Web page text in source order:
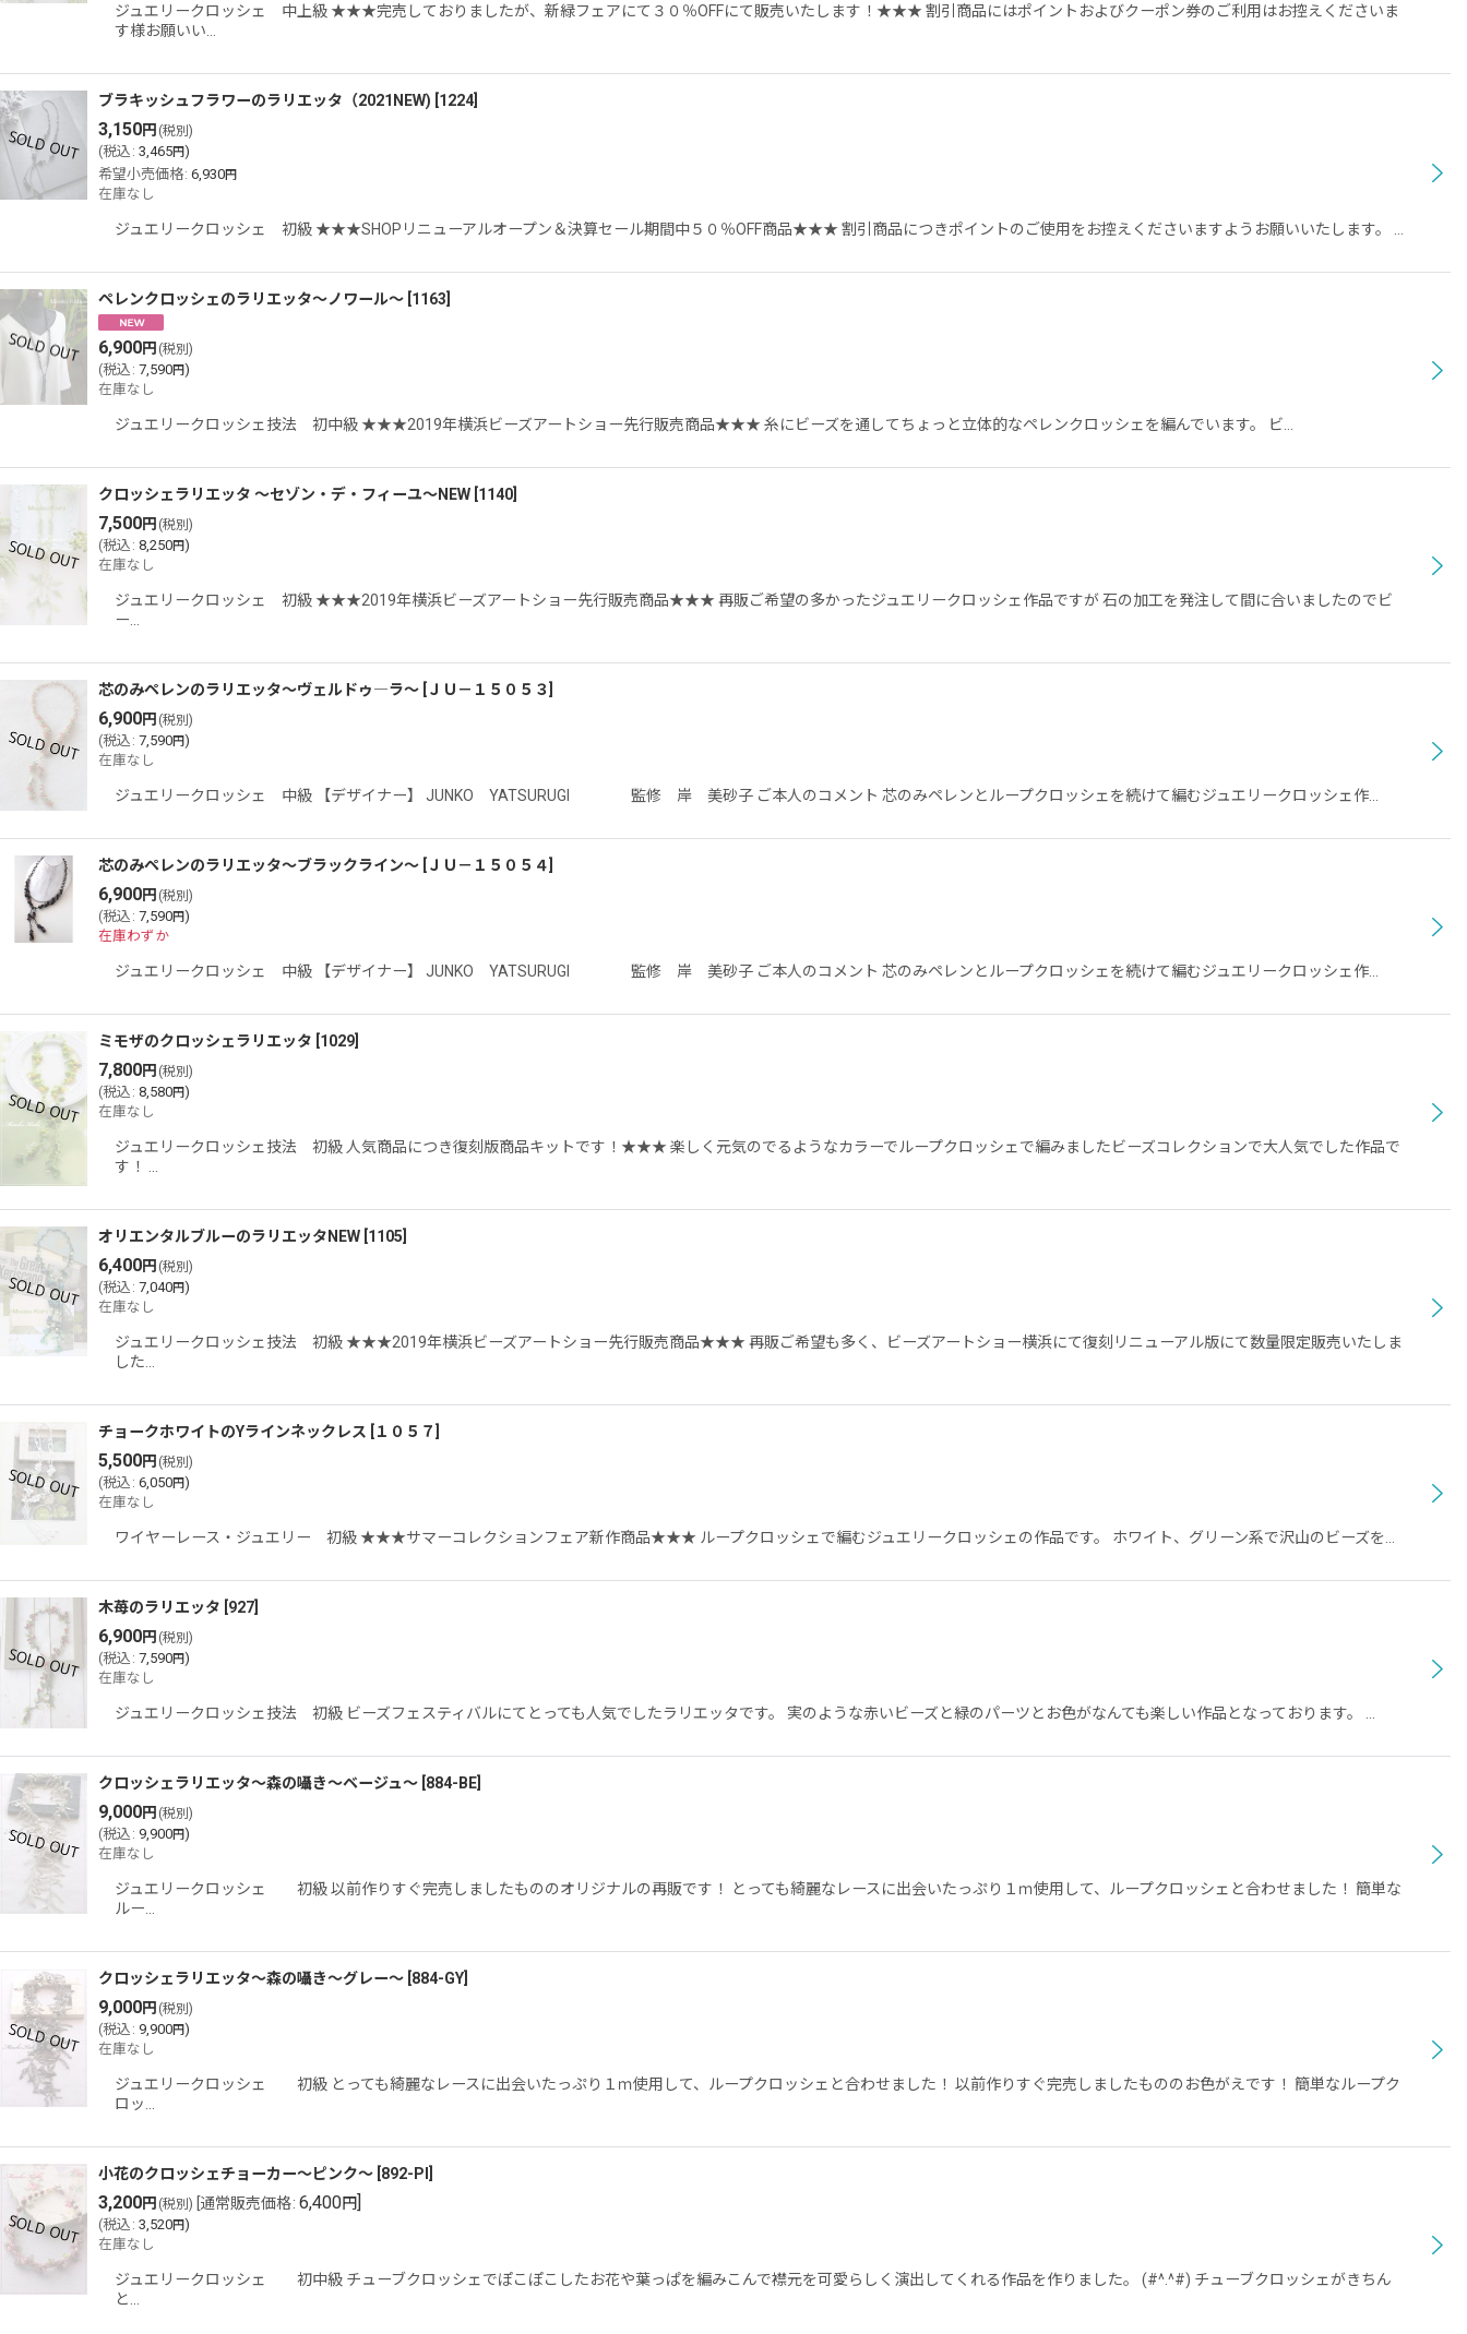
ジュエリークロッシェ 中上級 ★★★完売しておりましたが、新緑フェアにて３０％OFFにて販売いたします！★★★ 割引商品にはポイントおよびクーポン券のご利用はお控えくださいま
す様お願いい…
ブラキッシュフラワーのラリエッタ（2021NEW) [1224]
3,150円 (税別)
(税込 : 3,465円)
希望小売価格: 6,930円
在庫なし
ジュエリークロッシェ 初級 ★★★SHOPリニューアルオープン＆決算セール期間中５０％OFF商品★★★ 割引商品につきポイントのご使用をお控えくださいますようお願いいたします。 …
ペレンクロッシェのラリエッタ〜ノワール〜 [1163]
6,900円 (税別)
(税込 : 7,590円)
在庫なし
ジュエリークロッシェ技法 初中級 ★★★2019年横浜ビーズアートショー先行販売商品★★★ 糸にビーズを通してちょっと立体的なペレンクロッシェを編んでいます。 ビ…
クロッシェラリエッタ 〜セゾン・デ・フィーユ〜NEW 1140
7,500円 (税別)
(税込 : 8,250円)
在庫なし
ジュエリークロッシェ 初級 ★★★2019年横浜ビーズアートショー先行販売商品★★★ 再販ご希望の多かったジュエリークロッシェ作品ですが 石の加工を発注して間に合いましたのでビ
ー…
芯のみペレンのラリエッタ〜ヴェルドゥ―ラ〜 ＪＵ－１５０５３
6,900円 (税別)
(税込 : 7,590円)
在庫なし
ジュエリークロッシェ 中級 【デザイナー】 JUNKO YATSURUGI 監修 岸 美砂子 ご本人のコメント 芯のみペレンとループクロッシェを続けて編むジュエリークロッシェ作…
芯のみペレンのラリエッタ〜ブラックライン〜 ＪＵ－１５０５４
6,900円 (税別)
(税込 : 7,590円)
在庫わずか
ジュエリークロッシェ 中級 【デザイナー】 JUNKO YATSURUGI 監修 岸 美砂子 ご本人のコメント 芯のみペレンとループクロッシェを続けて編むジュエリークロッシェ作…
ミモザのクロッシェラリエッタ 1029
7,800円 (税別)
(税込 : 8,580円)
在庫なし
ジュエリークロッシェ技法 初級 人気商品につき復刻版商品キットです！★★★ 楽しく元気のでるようなカラーでループクロッシェで編みましたビーズコレクションで大人気でした作品で
す！ …
オリエンタルブルーのラリエッタNEW 1105
6,400円 (税別)
(税込 : 7,040円)
在庫なし
ジュエリークロッシェ技法 初級 ★★★2019年横浜ビーズアートショー先行販売商品★★★ 再販ご希望も多く、ビーズアートショー横浜にて復刻リニューアル版にて数量限定販売いたしま
した…
チョークホワイトのYラインネックレス １０５７
5,500円 (税別)
(税込 : 6,050円)
在庫なし
ワイヤーレース・ジュエリー 初級 ★★★サマーコレクションフェア新作商品★★★ ループクロッシェで編むジュエリークロッシェの作品です。 ホワイト、グリーン系で沢山のビーズを…
木苺のラリエッタ 927
6,900円 (税別)
(税込 : 7,590円)
在庫なし
ジュエリークロッシェ技法 初級 ビーズフェスティバルにてとっても人気でしたラリエッタです。 実のような赤いビーズと緑のパーツとお色がなんても楽しい作品となっております。 …
クロッシェラリエッタ〜森の囁き〜ベージュ〜 884-BE
9,000円 (税別)
(税込 : 9,900円)
在庫なし
ジュエリークロッシェ 初級 以前作りすぐ完売しましたもののオリジナルの再販です！ とっても綺麗なレースに出会いたっぷり１ｍ使用して、ループクロッシェと合わせました！ 簡単な
ルー…
クロッシェラリエッタ〜森の囁き〜グレー〜 884-GY
9,000円 (税別)
(税込 : 9,900円)
在庫なし
ジュエリークロッシェ 初級 とっても綺麗なレースに出会いたっぷり１ｍ使用して、ループクロッシェと合わせました！ 以前作りすぐ完売しましたもののお色がえです！ 簡単なループク
ロッ…
小花のクロッシェチョーカー〜ピンク〜 892-PI
3,200円 (税別) 通常販売価格: 6,400円
(税込 : 3,520円)
在庫なし
ジュエリークロッシェ 初中級 チューブクロッシェでぽこぽこしたお花や葉っぱを編みこんで襟元を可愛らしく演出してくれる作品を作りました。 (#^.^#) チューブクロッシェがきちん
と…